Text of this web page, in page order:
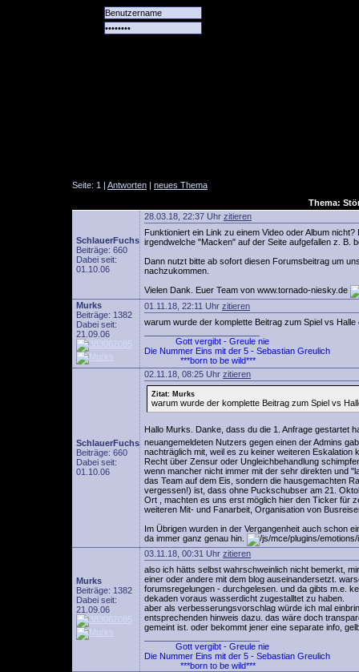
Seite: 1 | Antworten | neues Thema
Thema:
SchlauerFuchs
Beiträge: 660
Dabei seit:
01.10.06
28.03.18, 22:37 Uhr zitieren
Funktioniert ein Link zu einem Video oder Album
irgendwelche "Macken" auf der Seite aufgefallen z. B.
Dann nutzt bitte ab sofort diesen Forumsbeitrag um
nachzukommen.
Vielen Dank. Euer Team von www.tornado-niesky.de
Murks
Beiträge: 1382
Dabei seit:
21.09.06
01.11.18, 22:11 Uhr zitieren
warum wurde der komplette Beitrag zum Spiel vs Halle
Gott vergibt - Greule nie
Die Nummer Eins mit der 5 - Sebastian Greulich
***born to be wild***
SchlauerFuchs
Beiträge: 660
Dabei seit:
01.10.06
02.11.18, 08:25 Uhr zitieren
Zitat: Murks
warum wurde der komplette Beitrag zum Spiel vs
Hallo Murks. Danke, dass du die 1. Anfrage gestartet
neuangemeldeten Nutzers gegen einen der Admins
nachträglich mit, weil es zu keiner weiteren
Recht über Zensur oder Ungleichbehandlung
wenn mancher nicht immer mit der sehr direkten und
das Team auf dem Eis, sondern die hausgemachten
vergessen!) ist, dass ohne Puckschubser am 21.
Ort , machten es uns erst möglich hier den Ticker für
weiteren Mit- und Fanarbeit, Organisation von
Im Übrigen wurden in der Vergangenheit auch schon
da immer ganz genau hin.
Murks
Beiträge: 1382
Dabei seit:
21.09.06
03.11.18, 00:31 Uhr zitieren
also ich hätts selbst wahrschweinlich nicht bemerkt,
einer oder andere mit dem blog auseinandersetzt.
forumsregelungen - durchgelesen. und da gibts m.e.
dekaden voraus wasserdicht zugestalltet zu haben.
aber als verbesserungsvorschlag würde ich mal
entsprechenden hinweis dazu. das wäre doch
gemeint ist. oder bekommt jener eine separate info,
Gott vergibt - Greule nie
Die Nummer Eins mit der 5 - Sebastian Greulich
***born to be wild***